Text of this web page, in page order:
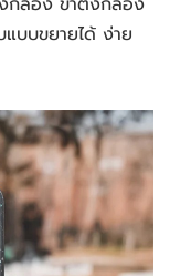
แบบขยายได้ ง่าย